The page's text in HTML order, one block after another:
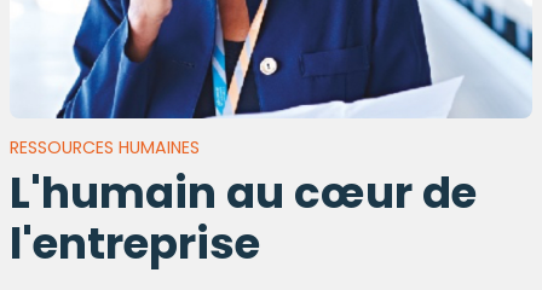
RESSOURCES HUMAINES
L'humain au cœur de
l'entreprise